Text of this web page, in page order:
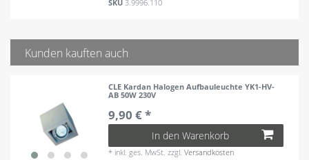
SKU3.9996.110
Kunden kauften auch
CLE Kardan Halogen Aufbauleuchte YK1-HV-
AB 50W 230V
9,90 € *
In den Warenkorb
* inkl. ges. MwSt. zzgl.Versandkosten